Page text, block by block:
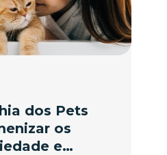
dos Pets
os
e